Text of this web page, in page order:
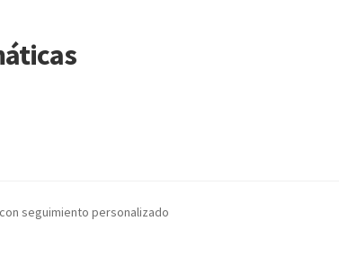
con seguimiento personalizado